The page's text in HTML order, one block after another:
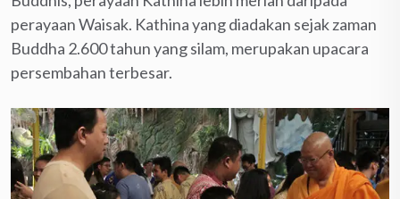
perayaan Waisak. Kathina yang diadakan sejak zaman
Buddha 2.600 tahun yang silam, merupakan upacara
persembahan terbesar.